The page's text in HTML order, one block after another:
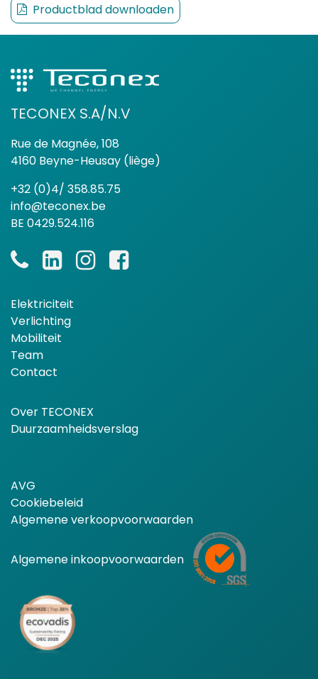
Productblad downloaden
TECONEX S.A/N.V
Rue de Magnée, 108
4160 Beyne-Heusay (liège)
+32 (0)4/ 358.85.75
info@teconex.be
BE 0429.524.116
Elektriciteit
Verlichting
Mobiliteit
Team
Contact
Over TECONEX
Duurzaamheidsverslag
AVG
Cookiebeleid
Algemene verkoopvoorwaarden
Algemene inkoopvoorwaarden